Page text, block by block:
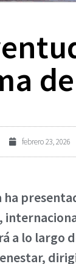
febrero 23, 2026
a lo